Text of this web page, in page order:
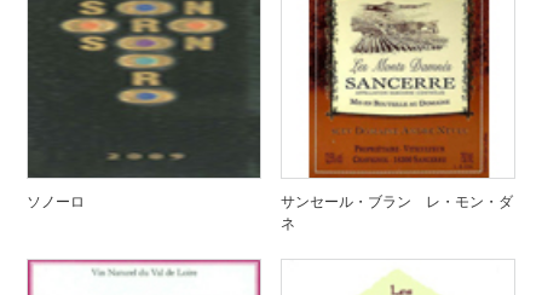
ソノーロ
サンセール・ブラン レ・モン・ダ
ネ